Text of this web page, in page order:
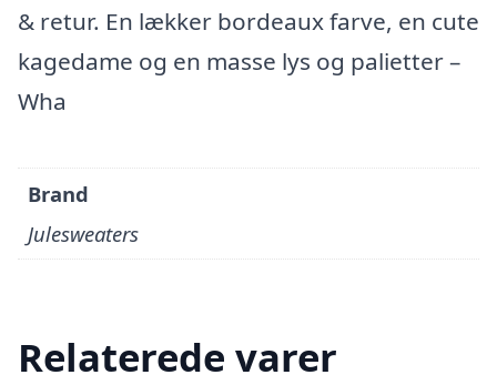
& retur. En lækker bordeaux farve, en cute
kagedame og en masse lys og palietter –
Wha
Brand
Julesweaters
Relaterede varer